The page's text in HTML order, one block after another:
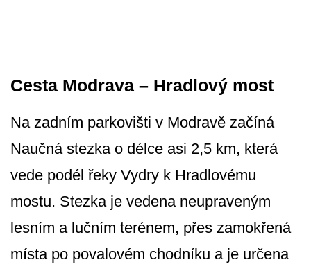
Cesta Modrava – Hradlový most
Na zadním parkovišti v Modravě začíná
Naučná stezka o délce asi 2,5 km, která
vede podél řeky Vydry k Hradlovému
mostu. Stezka je vedena neupraveným
lesním a lučním terénem, přes zamokřená
místa po povalovém chodníku a je určena